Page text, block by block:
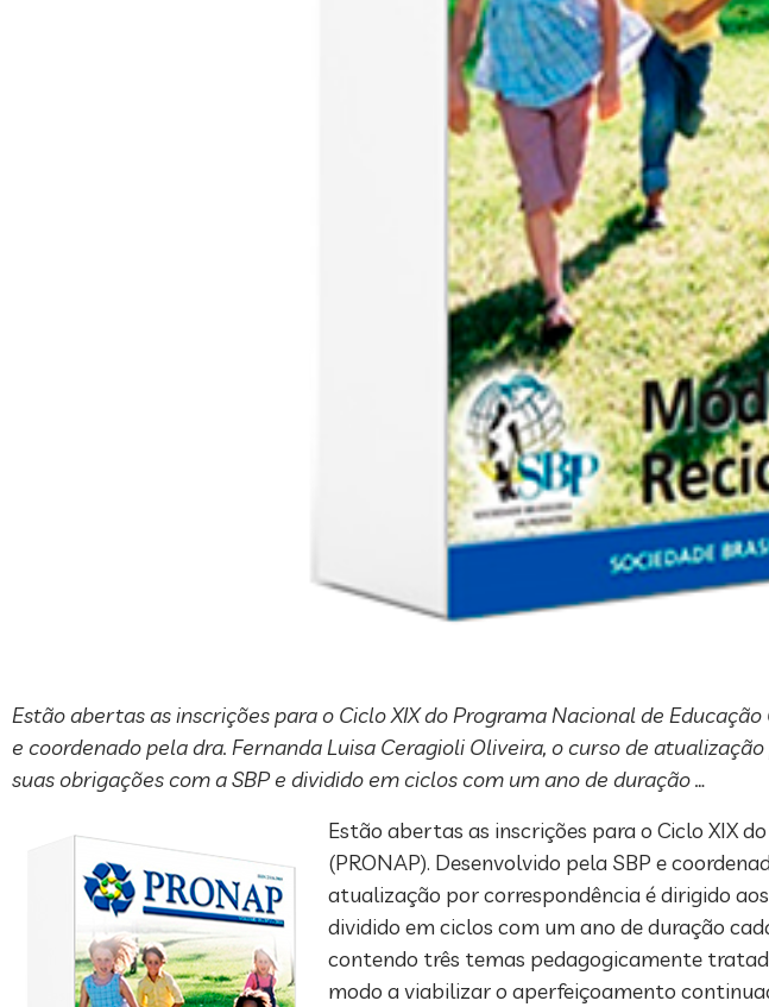
Estão abertas as inscrições para o Ciclo XIX do Programa Nacional de
e coordenado pela dra. Fernanda Luisa Ceragioli Oliveira, o curso de
suas obrigações com a SBP e dividido em ciclos com um ano de duração …
Estão abertas as inscrições para o Ciclo XIX
(PRONAP). Desenvolvido pela SBP e
atualização por correspondência é dirigido
dividido em ciclos com um ano de duração
contendo três temas pedagogicamente
modo a viabilizar o aperfeiçoamento